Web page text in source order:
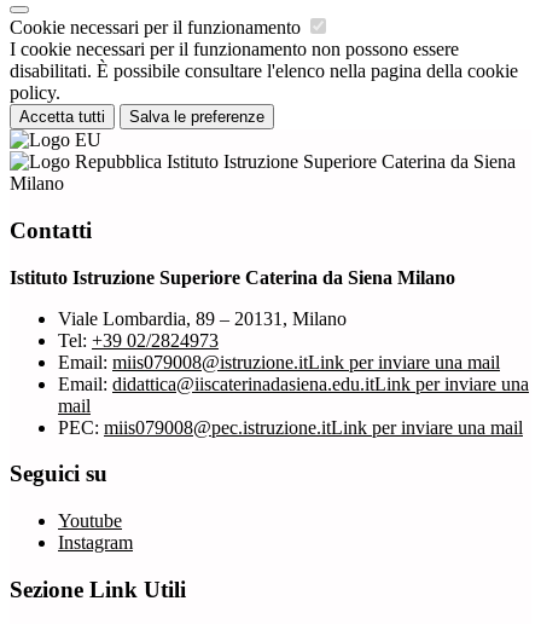
Cookie necessari per il funzionamento
I cookie necessari per il funzionamento non possono essere
disabilitati. È possibile consultare l'elenco nella pagina della cookie
policy.
Accetta tutti Salva le preferenze
Istituto Istruzione Superiore Caterina da Siena
Milano
Contatti
Istituto Istruzione Superiore Caterina da Siena Milano
Viale Lombardia, 89 – 20131, Milano
Tel: +39 02/2824973
Email: miis079008@istruzione.itLink per inviare una mail
Email: didattica@iiscaterinadasiena.edu.itLink per inviare una
mail
PEC: miis079008@pec.istruzione.itLink per inviare una mail
Seguici su
Youtube
Instagram
Sezione Link Utili